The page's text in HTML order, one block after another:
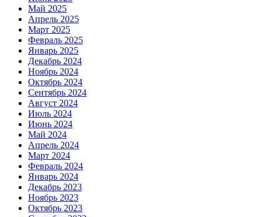
Май 2025
Апрель 2025
Март 2025
Февраль 2025
Январь 2025
Декабрь 2024
Ноябрь 2024
Октябрь 2024
Сентябрь 2024
Август 2024
Июль 2024
Июнь 2024
Май 2024
Апрель 2024
Март 2024
Февраль 2024
Январь 2024
Декабрь 2023
Ноябрь 2023
Октябрь 2023